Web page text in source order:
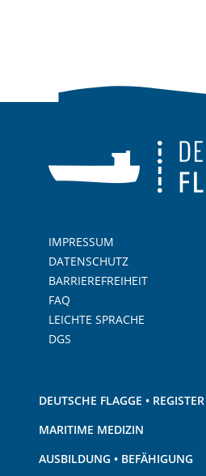
IMPRESSUM
DATENSCHUTZ
BARRIEREFREIHEIT
FAQ
LEICHTE SPRACHE
DGS
DEUTSCHE FLAGGE • REGISTER
MARITIME MEDIZIN
AUSBILDUNG • BEFÄHIGUNG